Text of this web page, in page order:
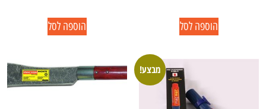
הוספה לסל הוספה לסל
מבצע!